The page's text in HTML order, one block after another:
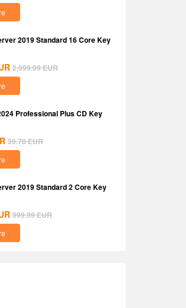
2019 Standard 16 Core Key
2,999.99EUR
Professional Plus CD Key
39.78EUR
2019 Standard 2 Core Key
999.99EUR